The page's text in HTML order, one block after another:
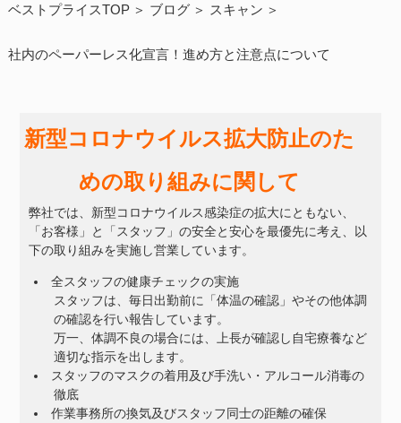
ベストプライスTOP ブログ スキャン
社内のペーパーレス化宣言！進め方と注意点について
新型コロナウイルス拡大防止のた
めの取り組みに関して
弊社では、新型コロナウイルス感染症の拡大にともない、
「お客様」と「スタッフ」の安全と安心を最優先に考え、以
下の取り組みを実施し営業しています。
全スタッフの健康チェックの実施
スタッフは、毎日出勤前に「体温の確認」やその他体調
の確認を行い報告しています。
万一、体調不良の場合には、上長が確認し自宅療養など
適切な指示を出します。
スタッフのマスクの着用及び手洗い・アルコール消毒の
徹底
作業事務所の換気及びスタッフ同士の距離の確保